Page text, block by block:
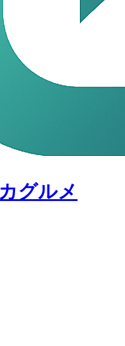
グルメ